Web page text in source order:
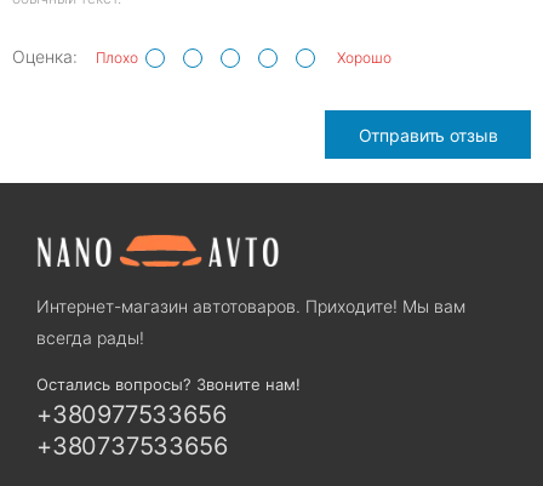
Оценка: Плохо Хорошо
Отправить отзыв
Интернет-магазин автотоваров. Приходите! Мы вам
всегда рады!
Остались вопросы? Звоните нам!
+380977533656
+380737533656